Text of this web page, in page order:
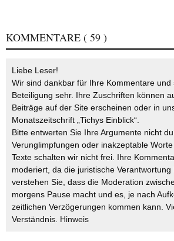
KOMMENTARE ( 59 )
Liebe Leser!
Wir sind dankbar für Ihre Kommentare
Beteiligung sehr. Ihre Zuschriften können
Beiträge auf der Site erscheinen oder in
Monatszeitschrift „Tichys Einblick“.
Bitte entwerten Sie Ihre Argumente nicht
Verunglimpfungen oder inakzeptable
Texte schalten wir nicht frei. Ihre
moderiert, da die juristische Verantwortung
verstehen Sie, dass die Moderation
morgens Pause macht und es, je nach
zeitlichen Verzögerungen kommen kann.
Verständnis. Hinweis